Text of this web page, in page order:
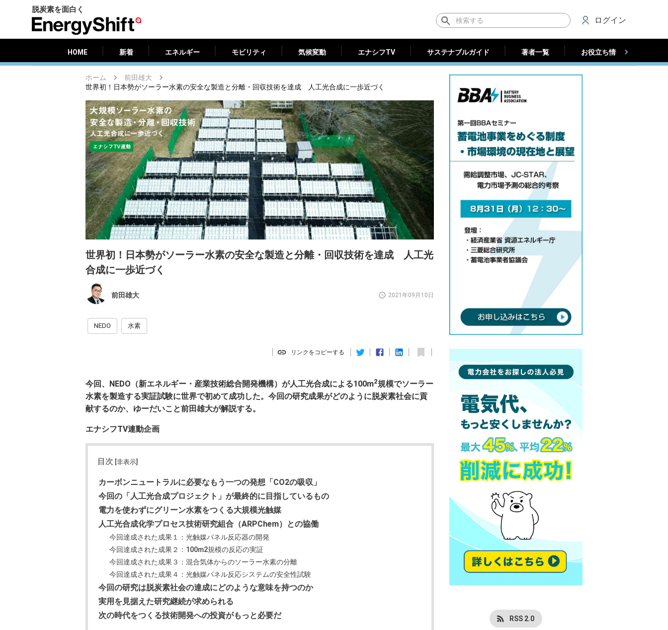
脱炭素を面白く
ジ
ー
フ
ト）
ログイン
HOME 新着 エネルギー モビリティ 気候変動 エナシフTV サステナブルガイド 著者一覧 お役立ち情報（法人）
HOME サステナブルガイド 著者一覧
ホーム 前田雄大
世界初！日本勢がソーラー水素の安全な製造と分離・回収技術を達成 人工光合成に一歩近づく
世界初！日本勢がソーラー水素の安全な製造と分離・回収技術を達成 人工光
合成に一歩近づく
前田雄大 2021年09月10日
NEDO 水素
リンクをコピーする
今回、NEDO（新エネルギー・産業技術総合開発機構）が人工光合成による100m2規模でソーラー
水素を製造する実証試験に世界で初めて成功した。今回の研究成果がどのように脱炭素社会に貢
献するのか、ゆーだいこと前田雄大が解説する。
エナシフTV連動企画
目次 [非表示]
カーボンニュートラルに必要なもう一つの発想「CO2の吸収」
今回の「人工光合成プロジェクト」が最終的に目指しているもの
電力を使わずにグリーン水素をつくる大規模光触媒
人工光合成化学プロセス技術研究組合（ARPChem）との協働
今回達成された成果１：光触媒パネル反応器の開発
今回達成された成果２：100m2規模の反応の実証
今回達成された成果３：混合気体からのソーラー水素の分離
今回達成された成果４：光触媒パネル反応システムの安全性試験
今回の研究は脱炭素社会の達成にどのような意味を持つのか
実用を見据えた研究継続が求められる
次の時代をつくる技術開発への投資がもっと必要だ
RSS 2.0